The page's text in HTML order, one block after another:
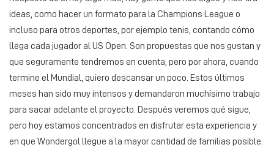
ideas, como hacer un formato para la Champions League o
incluso para otros deportes, por ejemplo tenis, contando cómo
llega cada jugador al US Open. Son propuestas que nos gustan y
que seguramente tendremos en cuenta, pero por ahora, cuando
termine el Mundial, quiero descansar un poco. Estos últimos
meses han sido muy intensos y demandaron muchísimo trabajo
para sacar adelante el proyecto. Después veremos qué sigue,
pero hoy estamos concentrados en disfrutar esta experiencia y
en que Wondergol llegue a la mayor cantidad de familias posible.